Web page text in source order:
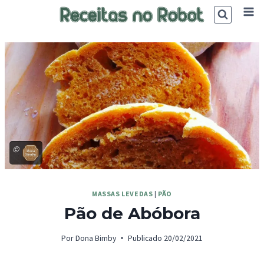
©
MASSAS LEVEDAS | PÃO
Pão de Abóbora
Por Dona Bimby Publicado 20/02/2021